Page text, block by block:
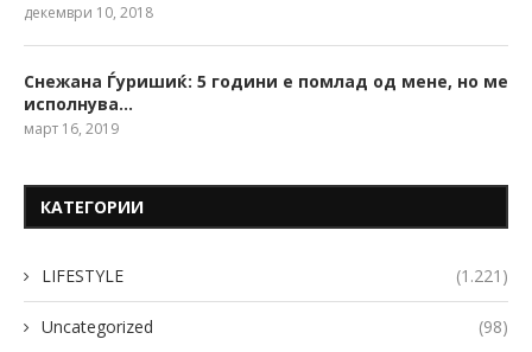
декември 10, 2018
Снежана Ѓуришиќ: 5 години е помлад од мене, но ме
исполнува…
март 16, 2019
КАТЕГОРИИ
LIFESTYLE (1.221)
Uncategorized (98)